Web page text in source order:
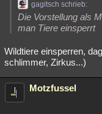
gagitsch schrieb:
Die Vorstellung als
man Tiere einsperrt
Wildtiere einsperren,
schlimmer, Zirkus...)
Motzfussel